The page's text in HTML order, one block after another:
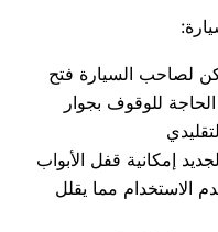
لصاحب السيارة فتح
للوقوف بجوار
إمكانية قفل الأبواب
الاستخدام مما يقلل